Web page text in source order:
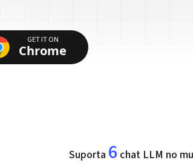
GET IT ON
Chrome
Suporta 6 chat LLM no